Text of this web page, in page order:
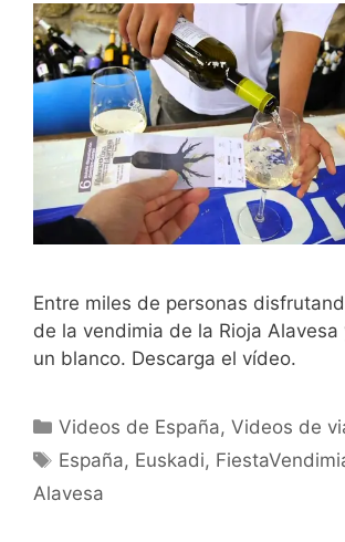
Entre miles de personas
de la vendimia de la Rioja
un blanco. Descarga el vídeo.
Categorías
Videos de España,Videos de
Etiquetas
España, Euskadi,
Alavesa